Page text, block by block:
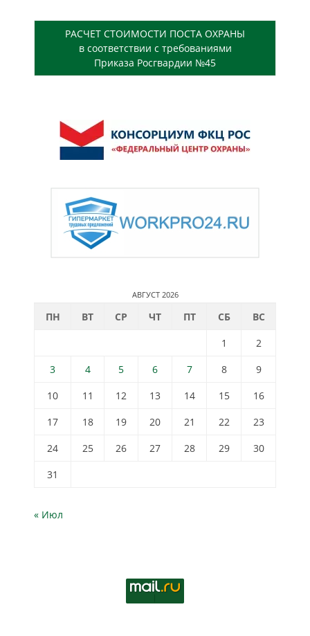
РАСЧЕТ СТОИМОСТИ ПОСТА ОХРАНЫ
в соответствии с требованиями
Приказа Росгвардии №45
АВГУСТ 2026
ПН ВТ СР ЧТ ПТ СБ
ВС
1
2
3
4 5 6 7 8
9
10
11 12 13 14 15
16
17
18 19 20 21 22
23
24
25 26 27 28 29
30
31
« Июл